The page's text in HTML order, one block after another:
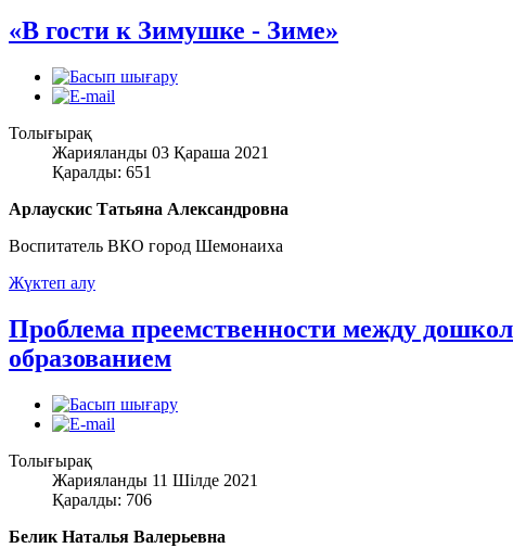
«В гости к Зимушке - Зиме»
Толығырақ
Жарияланды 03 Қараша 2021
Қаралды: 651
Арлаускис Татьяна Александровна
Воспитатель ВКО город Шемонаиха
Жүктеп алу
Проблема преемственности между
образованием
Толығырақ
Жарияланды 11 Шілде 2021
Қаралды: 706
Белик Наталья Валерьевна